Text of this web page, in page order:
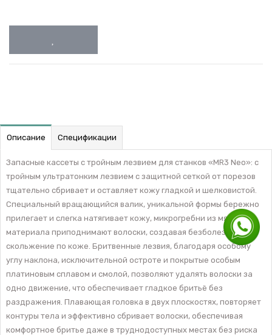
Описание Спецификации
Запасные кассеты с тройным лезвием для станков «MR3 Neo»: с
тройным ультратонким лезвием с защитной сеткой от порезов
тщательно сбривает и оставляет кожу гладкой и шелковистой.
Специальный вращающийся валик, уникальной формы бережно
прилегает и слегка натягивает кожу, микрогребни из мягкого
материала приподнимают волоски, создавая безболезненное
скольжение по коже. Бритвенные лезвия, благодаря особому
углу наклона, исключительной остроте и покрытые особым
платиновым сплавом и смолой, позволяют удалять волоски за
одно движение, что обеспечивает гладкое бритьё без
раздражения. Плавающая головка в двух плоскостях, повторяет
контуры тела и эффективно сбривает волоски, обеспечивая
комфортное бритье даже в труднодоступных местах без риска